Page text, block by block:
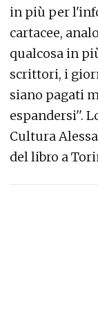
in più per
cartacee,
qualcosa in
scrittori, i
siano pagati
espandersi''.
Cultura
del libro a